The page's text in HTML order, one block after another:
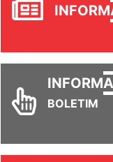
INFORM
INFORM
BOLETIM